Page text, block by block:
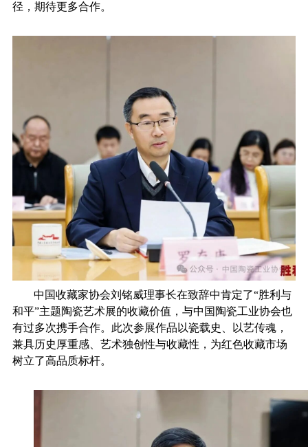
径，期待更多合作。
中国收藏家协会刘铭威理事长在致辞中肯定了“胜利与
和平”主题陶瓷艺术展的收藏价值，与中国陶瓷工业协会也
有过多次携手合作。此次参展作品以瓷载史、以艺传魂，
兼具历史厚重感、艺术独创性与收藏性，为红色收藏市场
树立了高品质标杆。